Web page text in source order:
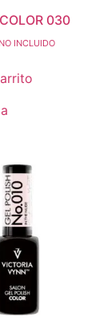
030
INCLUIDO